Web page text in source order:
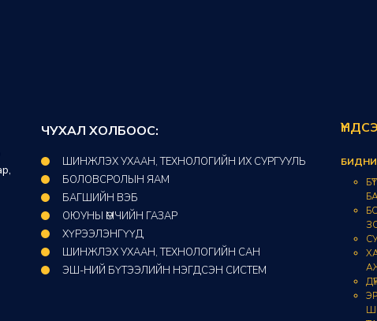
ЧУХАЛ ХОЛБООС:
ШИНЖЛЭХ УХААН, ТЕХНОЛОГИЙН ИХ СУРГУУЛЬ
БОЛОВСРОЛЫН ЯАМ
БАГШИЙН ВЭБ
ОЮУНЫ ӨМЧИЙН ГАЗАР​
ХҮРЭЭЛЭНГҮҮД​
ШИНЖЛЭХ УХААН, ТЕХНОЛОГИЙН САН​
ЭШ-НИЙ БҮТЭЭЛИЙН НЭГДСЭН СИСТЕМ